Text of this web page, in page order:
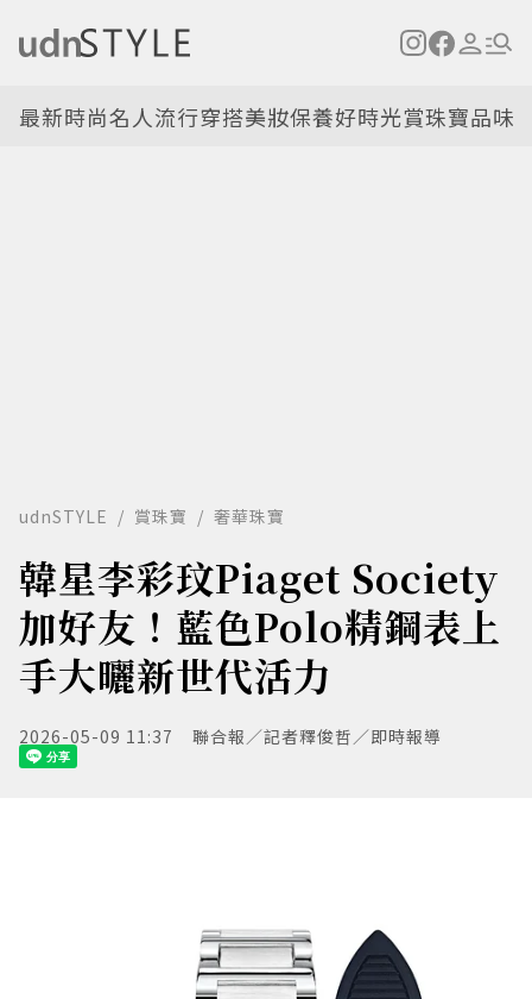
最新時尚名人流行穿搭美妝保養好時光賞珠寶品味
udnSTYLE 賞珠寶 奢華珠寶
韓星李彩玟Piaget Society
加好友！藍色Polo精鋼表上
手大曬新世代活力
2026-05-09 11:37 聯合報／記者釋俊哲／即時報導